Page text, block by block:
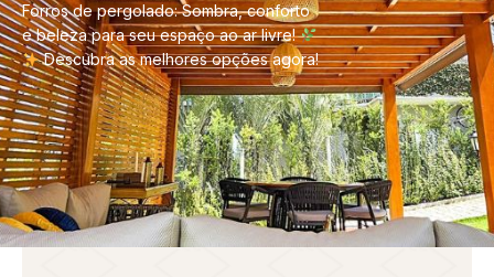
Forros de pergolado: Sombra, conforto
e beleza para seu espaço ao ar livre!
Descubra as melhores opções agora!